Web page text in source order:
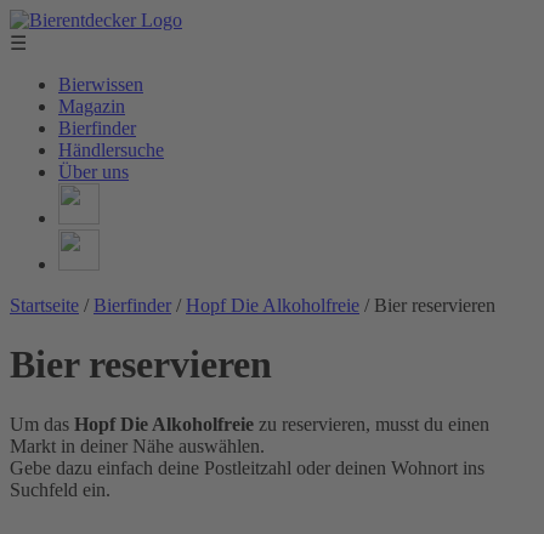
☰
Bierwissen
Magazin
Bierfinder
Händlersuche
Über uns
Startseite / Bierfinder / Hopf Die Alkoholfreie / Bier reservieren
Bier reservieren
Um das Hopf Die Alkoholfreie zu reservieren, musst du einen
Markt in deiner Nähe auswählen.
Gebe dazu einfach deine Postleitzahl oder deinen Wohnort ins
Suchfeld ein.